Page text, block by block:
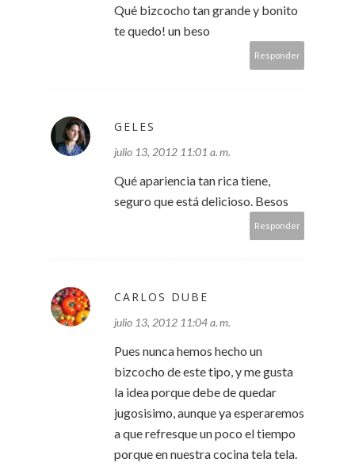
Qué bizcocho tan grande y bonito
te quedo! un beso
Responder
GELES
julio 13, 2012 11:01 a. m.
Qué apariencia tan rica tiene,
seguro que está delicioso. Besos
Responder
CARLOS DUBE
julio 13, 2012 11:04 a. m.
Pues nunca hemos hecho un
bizcocho de este tipo, y me gusta
la idea porque debe de quedar
jugosisimo, aunque ya esperaremos
a que refresque un poco el tiempo
porque en nuestra cocina tela tela.